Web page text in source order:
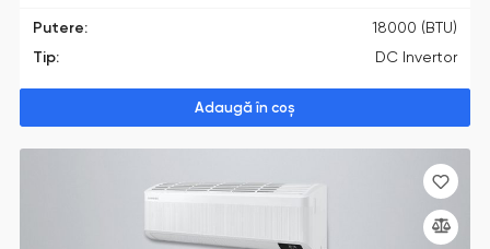
Putere:
18000 (BTU)
Tip: DC Invertor
Adaugă în coș